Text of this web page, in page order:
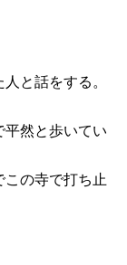
と話をする。
平然と歩いてい
の寺で打ち止